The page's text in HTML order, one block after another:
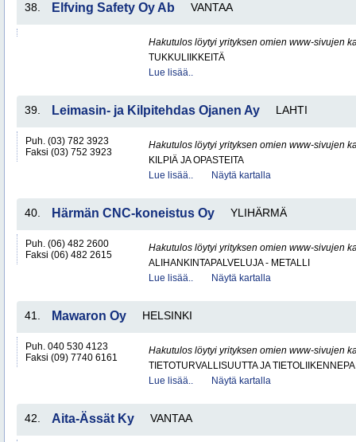
38. Elfving Safety Oy Ab VANTAA
Hakutulos löytyi yrityksen omien www-sivujen
TUKKULIIKKEITÄ
Lue lisää..
39. Leimasin- ja Kilpitehdas Ojanen Ay LAHTI
Puh. (03) 782 3923
Faksi (03) 752 3923
Hakutulos löytyi yrityksen omien www-sivujen
KILPIÄ JA OPASTEITA
Lue lisää..
Näytä kartalla
40. Härmän CNC-koneistus Oy YLIHÄRMÄ
Puh. (06) 482 2600
Faksi (06) 482 2615
Hakutulos löytyi yrityksen omien www-sivujen
ALIHANKINTAPALVELUJA - METALLI
Lue lisää..
Näytä kartalla
41. Mawaron Oy HELSINKI
Puh. 040 530 4123
Faksi (09) 7740 6161
Hakutulos löytyi yrityksen omien www-sivujen
TIETOTURVALLISUUTTA JA
Lue lisää..
Näytä kartalla
42. Aita-Ässät Ky VANTAA